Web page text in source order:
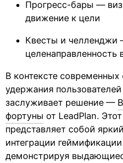
Прогресс-бары —
движение к цели
Квесты и челленджи
целенаправленность
В контексте современных
удержания
заслуживает решение —
фортуны от LeadPlan.
представляет собой
интеграции
демонстрируя